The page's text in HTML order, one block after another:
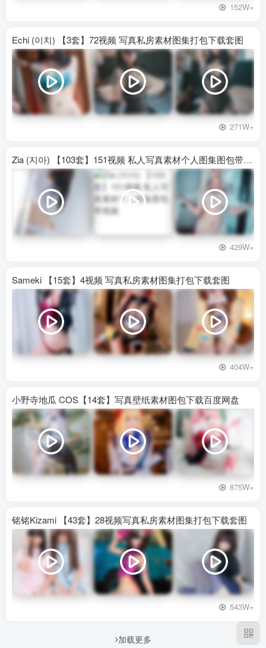
152W+
Echi (이치) 【3套】72视频 写真私房素材图集打包下载套图
271W+
Zia (지아) 【103套】151视频 私人写真素材个人图集图包带视频
429W+
Sameki 【15套】4视频 写真私房素材图集打包下载套图
404W+
小野寺地瓜 COS【14套】写真壁纸素材图包下载百度网盘
875W+
铭铭Kizami 【43套】28视频写真私房素材图集打包下载套图
543W+
加载更多